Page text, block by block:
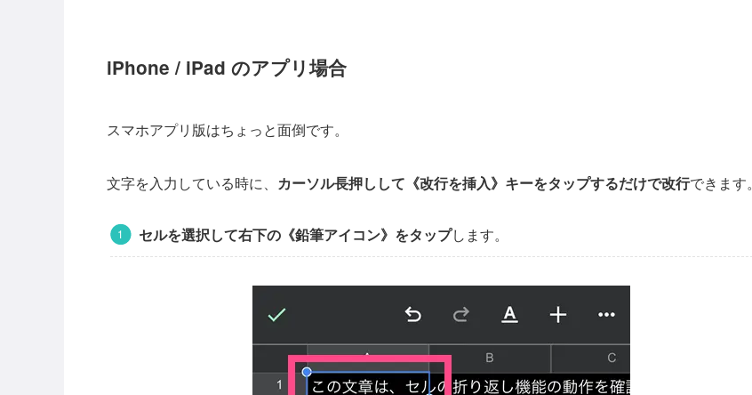
iPhone / iPad のアプリ場合
スマホアプリ版はちょっと面倒です。
文字を入力している時に、 カーソル長押しして《改行を挿入》キーをタップするだけで改行できます。
セルを選択して右下の《鉛筆アイコン》をタップします。